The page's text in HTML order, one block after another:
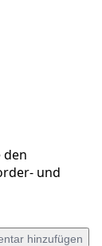
den
und
hinzufügen